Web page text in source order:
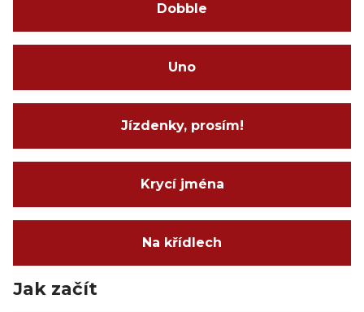
Dobble
Uno
Jízdenky, prosím!
Krycí jména
Na křídlech
Jak začít